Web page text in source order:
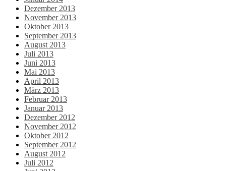
Dezember 2013
November 2013
Oktober 2013
September 2013
August 2013
Juli 2013
Juni 2013
Mai 2013
April 2013
März 2013
Februar 2013
Januar 2013
Dezember 2012
November 2012
Oktober 2012
September 2012
August 2012
Juli 2012